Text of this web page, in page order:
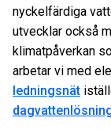
nyckelfärdiga
utvecklar också
klimatpåverkan
arbetar vi med
ledningsnät